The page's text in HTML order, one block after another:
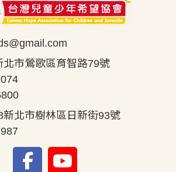
北市鶯歌區育智路79號
北市樹林區日新街93號